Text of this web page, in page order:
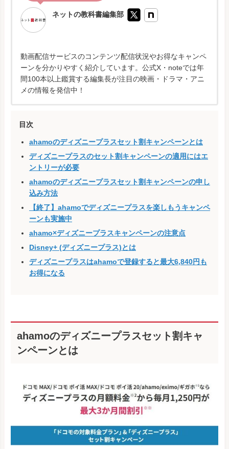
ネットの教科書編集部
動画配信サービスのコンテンツ配信状況やお得なキャンペ
ーンを分かりやすく紹介しています。公式X・noteでは年
間100本以上鑑賞する編集長が注目の映画・ドラマ・アニ
メの情報を発信中！
目次
ahamoのディズニープラスセット割キャンペーンとは
ディズニープラスのセット割キャンペーンの適用にはエ
ントリーが必要
ahamoのディズニープラスセット割キャンペーンの申し
込み方法
【終了】ahamoでディズニープラスを楽しもうキャンペ
ーンも実施中
ahamo×ディズニープラスキャンペーンの注意点
Disney+ (ディズニープラス)とは
ディズニープラスはahamoで登録すると最大6,840円も
お得になる
ahamoのディズニープラスセット割キャ
ンペーンとは